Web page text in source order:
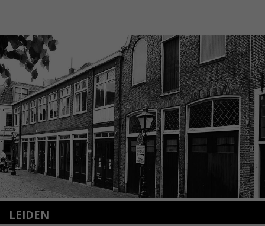
LEIDEN